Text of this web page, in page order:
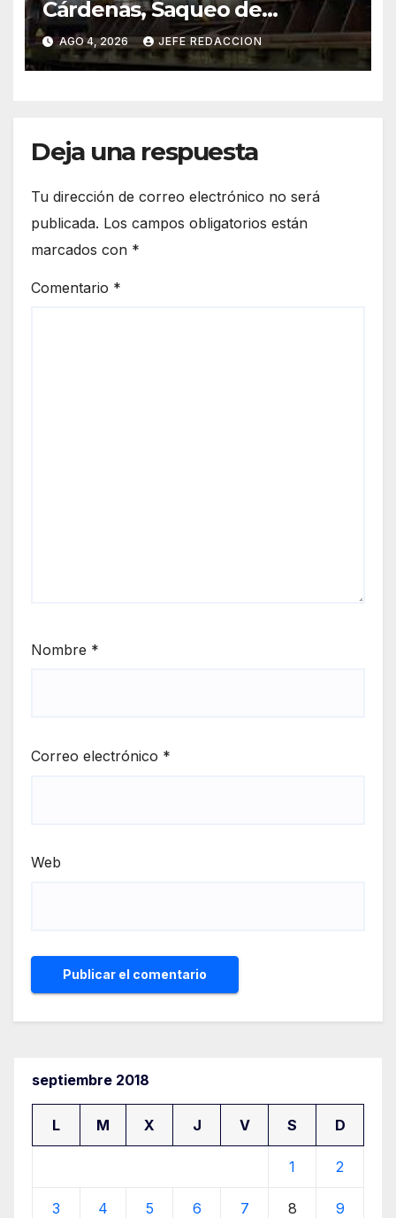
Cárdenas, Saqueo de
Recursos Naturales a Cambio
de Miseria
AGO 4, 2026 JEFE REDACCION
Deja una respuesta
Tu dirección de correo electrónico no será
publicada. Los campos obligatorios están
marcados con *
Comentario *
Nombre *
Correo electrónico *
Web
septiembre 2018
L M X J V S D
1 2
3 4 5 6 7 8 9